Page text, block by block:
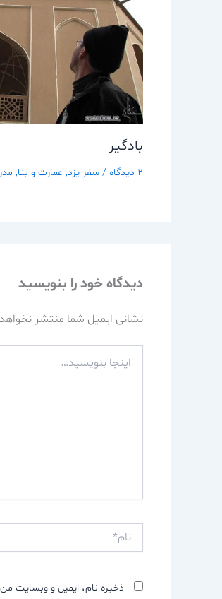
بادگير
2 دیدگاه / سفر يزد, عمارت و بنا,
دیدگاه‌ خود را بنویسید
نشانی ایمیل شما منتشر
بنویسید…
ذخیره نام، ایمیل و وبسایت